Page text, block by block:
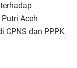
Aceh
CPNS dan PPPK.